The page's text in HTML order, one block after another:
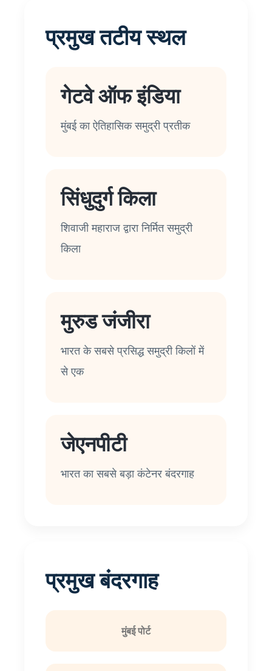
प्रमुख तटीय स्थल
गेटवे ऑफ इंडिया
मुंबई का ऐतिहासिक समुद्री प्रतीक
सिंधुदुर्ग किला
शिवाजी महाराज द्वारा निर्मित समुद्री
किला
मुरुड जंजीरा
भारत के सबसे प्रसिद्ध समुद्री किलों में
से एक
जेएनपीटी
भारत का सबसे बड़ा कंटेनर बंदरगाह
प्रमुख बंदरगाह
मुंबई पोर्ट